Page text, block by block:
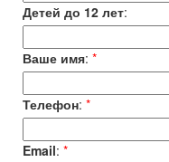
Детей до 12 лет:
Ваше имя: *
Телефон: *
Email: *